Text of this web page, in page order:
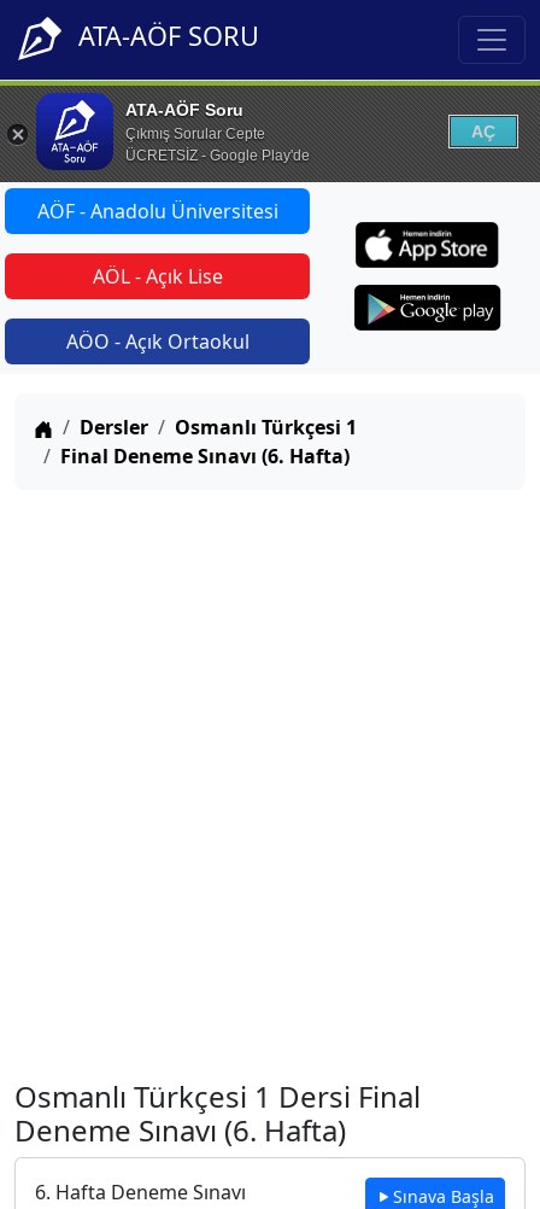
ATA-AÖF SORU
ATA-AÖF Soru
Çıkmış Sorular Cepte
ÜCRETSİZ - Google Play'de
AÇ
AÖF - Anadolu Üniversitesi
AÖL - Açık Lise
AÖO - Açık Ortaokul
Anasayfa
Dersler
Osmanlı Türkçesi 1
Final Deneme Sınavı (6. Hafta)
Osmanlı Türkçesi 1 Dersi Final
Deneme Sınavı (6. Hafta)
6. Hafta Deneme Sınavı Sınava Başla